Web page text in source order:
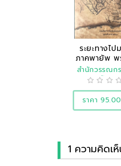
ระยะทางไ
ภาคพายัพ พ
ศักราช
สำนักวรรณก
ประวัติศา
ราคา
1 ความคิดเ